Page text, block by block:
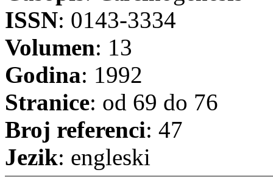
ISSN: 0143-3334
Volumen: 13
Godina: 1992
Stranice: od 69 do 76
Broj referenci: 47
Jezik: engleski